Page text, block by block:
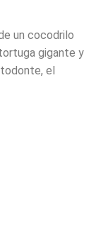
un cocodrilo
gigante y
el